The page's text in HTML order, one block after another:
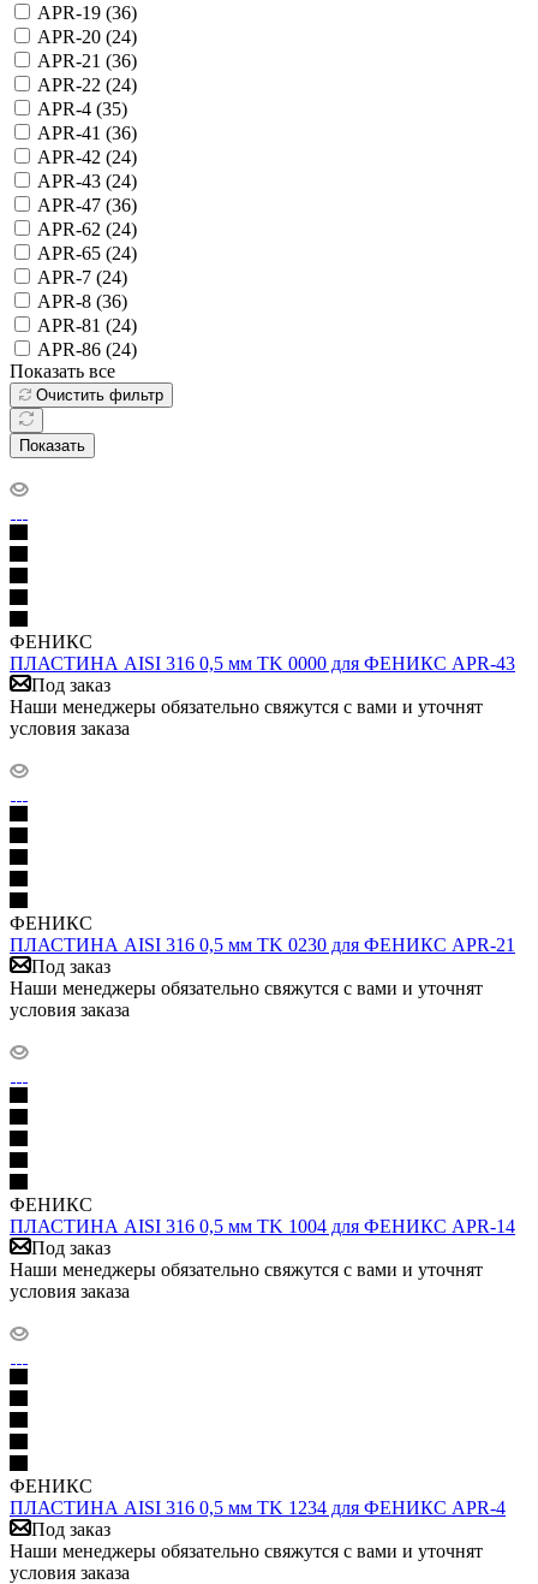
APR-19 (36)
APR-20 (24)
APR-21 (36)
APR-22 (24)
APR-4 (35)
APR-41 (36)
APR-42 (24)
APR-43 (24)
APR-47 (36)
APR-62 (24)
APR-65 (24)
APR-7 (24)
APR-8 (36)
APR-81 (24)
APR-86 (24)
Показать все
Очистить фильтр
Показать
ФЕНИКС
ПЛАСТИНА AISI 316 0,5 мм TK 0000 для ФЕНИКС APR-43
Под заказ
Наши менеджеры обязательно свяжутся с вами и уточнят
условия заказа
ФЕНИКС
ПЛАСТИНА AISI 316 0,5 мм TK 0230 для ФЕНИКС APR-21
Под заказ
Наши менеджеры обязательно свяжутся с вами и уточнят
условия заказа
ФЕНИКС
ПЛАСТИНА AISI 316 0,5 мм TK 1004 для ФЕНИКС APR-14
Под заказ
Наши менеджеры обязательно свяжутся с вами и уточнят
условия заказа
ФЕНИКС
ПЛАСТИНА AISI 316 0,5 мм TK 1234 для ФЕНИКС APR-4
Под заказ
Наши менеджеры обязательно свяжутся с вами и уточнят
условия заказа